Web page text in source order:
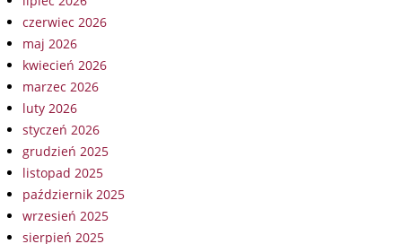
czerwiec 2026
maj 2026
kwiecień 2026
marzec 2026
luty 2026
styczeń 2026
grudzień 2025
listopad 2025
październik 2025
wrzesień 2025
sierpień 2025